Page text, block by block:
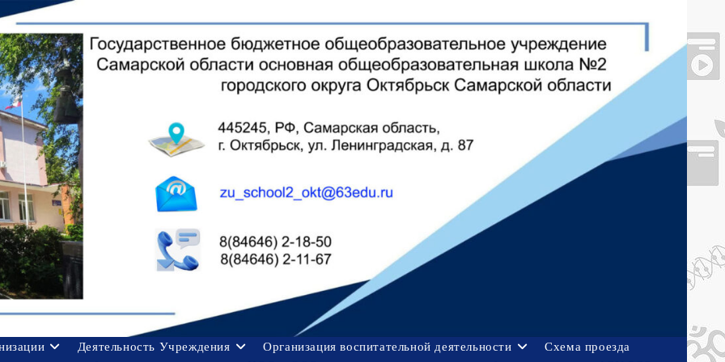
Деятельность Учреждения Организация воспитательной деятельности
Схема проезда